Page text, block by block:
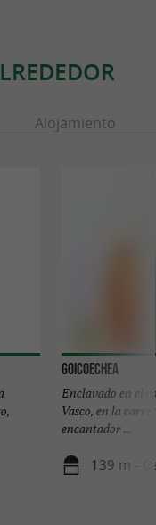
Alojamiento
Goicoechea
Enclavado en el
Vasco, en la
encantador ...
139 m -